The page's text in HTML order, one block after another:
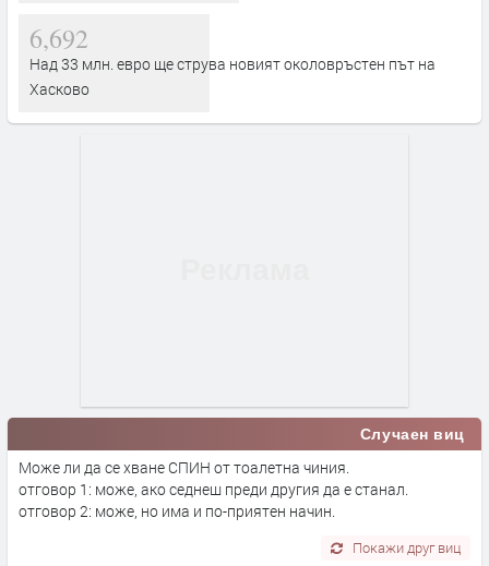
6,692
Над 33 млн. евро ще струва новият околовръстен път на
Хасково
Случаен виц
Може ли да се хване СПИН от тоалетна чиния.
отговор 1: може, ако седнеш преди другия да е станал.
отговор 2: може, но има и по-приятен начин.
Покажи друг виц